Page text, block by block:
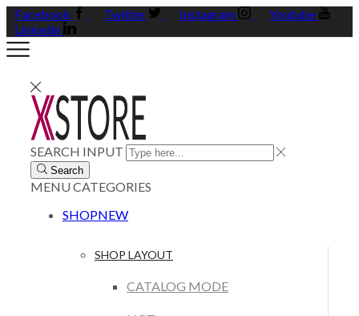
Facebook Twitter Instagram
Youtube
Linkedin
SEARCH INPUT
Search
MENUCATEGORIES
SHOPNEW
SHOP LAYOUT
CATALOG MODE